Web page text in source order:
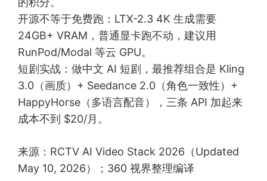
开源不等于免费跑：LTX-2.3 4K 生成需要
24GB+ VRAM，普通显卡跑不动，建议用
RunPod/Modal 等云 GPU。
短剧实战：做中文 AI 短剧，最推荐组合是 Kling
3.0（画质）+ Seedance 2.0（角色一致性）+
HappyHorse（多语言配音），三条 API 加起来
成本不到 $20/月。
来源：RCTV AI Video Stack 2026（Updated
May 10, 2026）；360 视界整理编译